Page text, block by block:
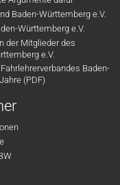
Baden-Württemberg e.V.
Württemberg e.V.
der Mitglieder des
e.V.
Baden-
(PDF)